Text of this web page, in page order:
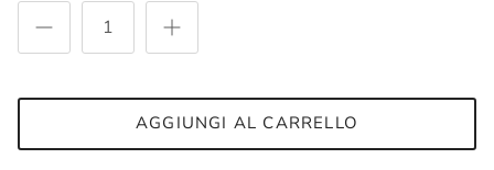
AGGIUNGI AL CARRELLO